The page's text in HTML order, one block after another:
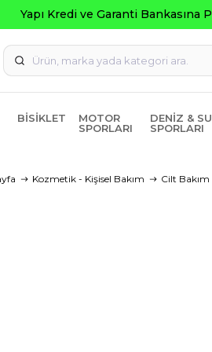
BISIKLET
MOTOR
SPORLARI
DENIZ & SU
SPORLARI
Kozmetik - Kişisel Bakım Cilt Bakım